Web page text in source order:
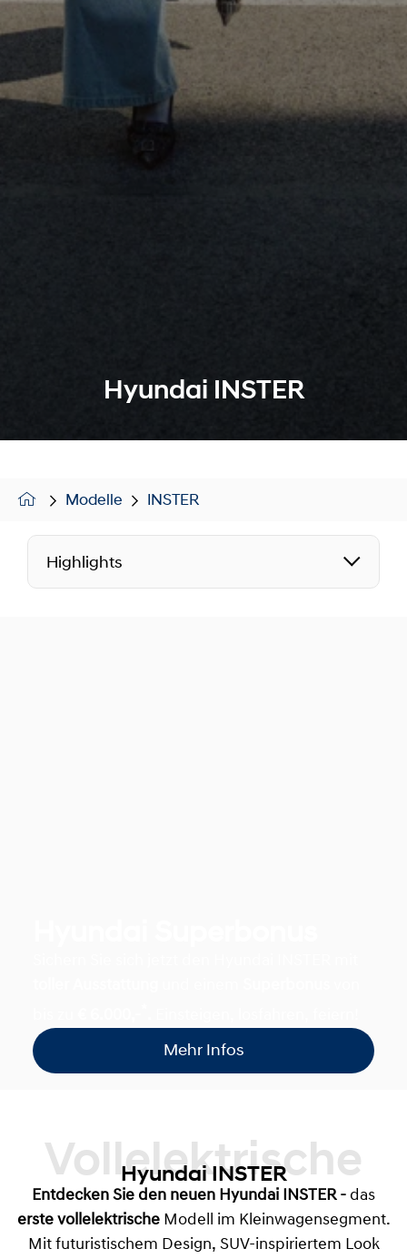
Hyundai INSTER
Modelle INSTER
Highlights
Mehr Infos
Vollelektrische
Hyundai INSTER
Entdecken Sie den neuen Hyundai INSTER- das
erste vollelektrischeModell im Kleinwagensegment.
Mit futuristischem Design, SUV-inspiriertem Look